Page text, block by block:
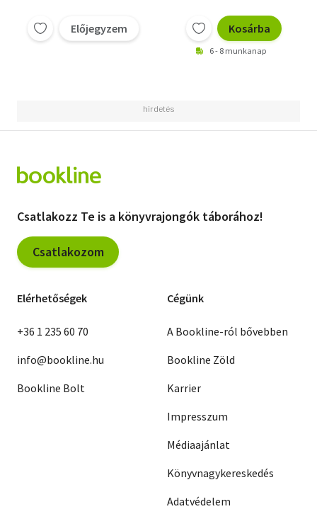
Előjegyzem Kosárba
6 - 8 munkanap
Csatlakozz Te is a könyvrajongók táborához!
Csatlakozom
Elérhetőségek
+36 1 235 60 70
info@bookline.hu
Bookline Bolt
Cégünk
A Bookline-ról bővebben
Bookline Zöld
Karrier
Impresszum
Médiaajánlat
Könyvnagykereskedés
Adatvédelem